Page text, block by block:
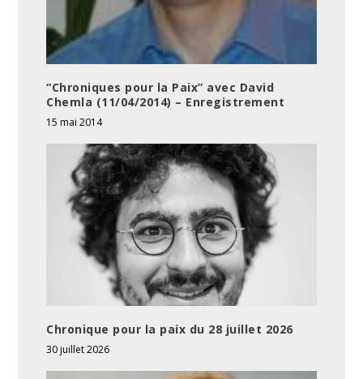
“Chroniques pour la Paix” avec David
Chemla (11/04/2014) – Enregistrement
15 mai 2014
Chronique pour la paix du 28 juillet 2026
30 juillet 2026